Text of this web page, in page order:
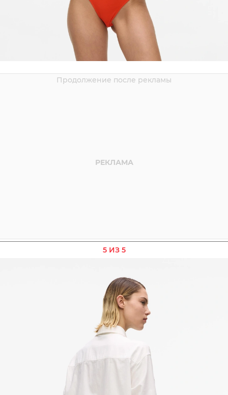
5 ИЗ 5